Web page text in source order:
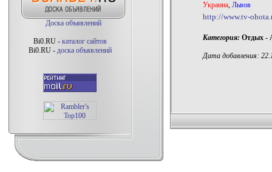
Доска объявлений
Bi0.RU - каталог сайтов
Bi0.RU - доска объявлений
Украина, Львов
http://www.tv-
Категория: Отдых -
Дата добавления: